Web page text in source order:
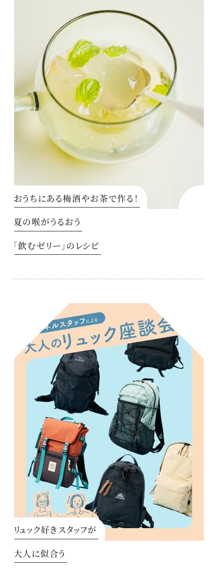
おうちにある梅酒やお茶で作る！
夏の喉がうるおう
「飲むゼリー」のレシピ
リュック好きスタッフが
大人に似合う